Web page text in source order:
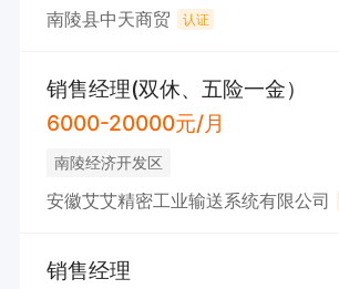
南陵县中天商贸 认证
销售经理(双休、五险一金）
6000-20000元/月
南陵经济开发区
安徽艾艾精密工业输送系统有限公司
销售经理